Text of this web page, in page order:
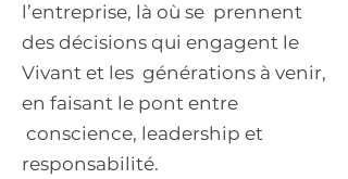
l’entreprise, là où se prennent
des décisions qui engagent le
Vivant et les générations à venir,
en faisant le pont entre
conscience, leadership et
responsabilité.